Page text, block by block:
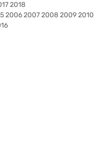
2018
2006 2007 2008 2009 2010